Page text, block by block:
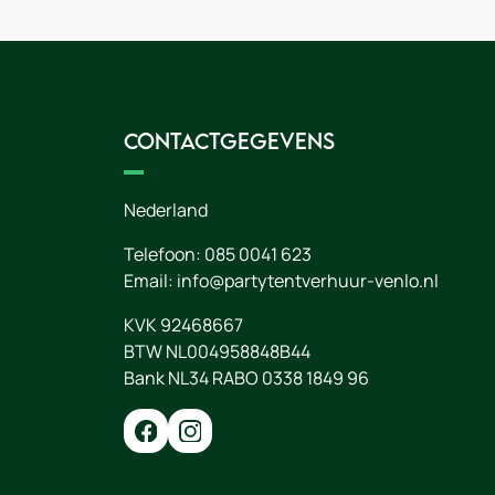
Contactgegevens
Nederland
Telefoon: 085 0041 623
Email: info@partytentverhuur-venlo.nl
KVK 92468667
BTW NL004958848B44
Bank NL34 RABO 0338 1849 96